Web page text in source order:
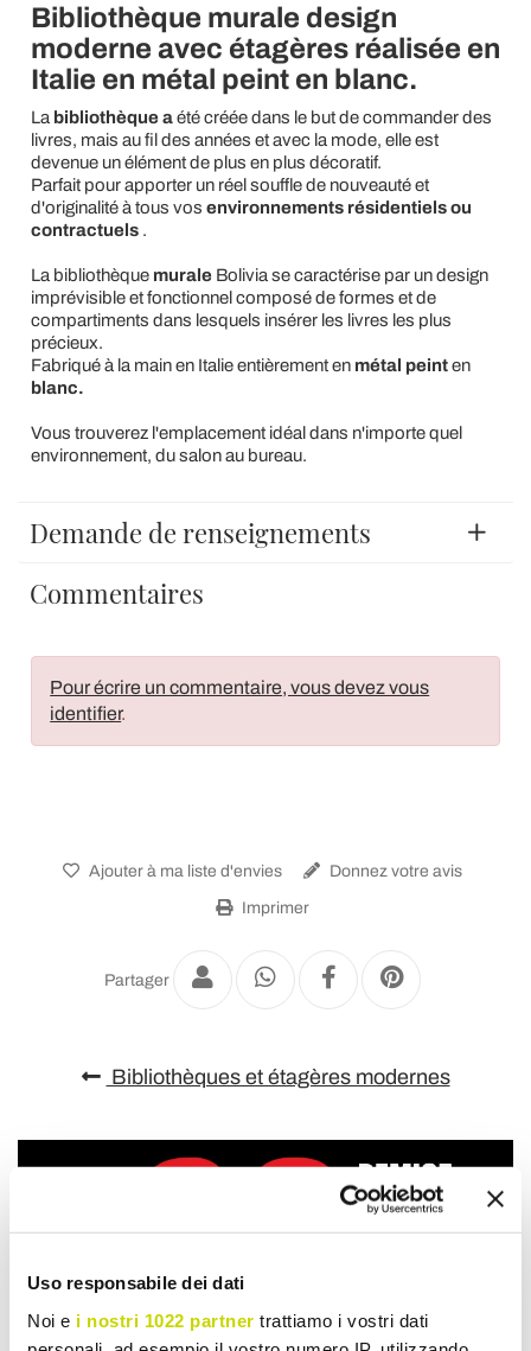
Uso responsabile dei dati
Noi e i nostri 1022 partner trattiamo i vostri dati
Bibliothèque murale design
moderne avec étagères réalisée en
Italie en métal peint en blanc.
La bibliothèque aété créée dans le but de commander des
livres, mais au fil des années et avec la mode, elle est
devenue un élément de plus en plus décoratif.
Parfait pour apporter un réel souffle de nouveauté et
d'originalité à tous vos environnements résidentiels ou
contractuels.
La bibliothèque muraleBolivia se caractérise par un design
imprévisible et fonctionnel composé de formes et de
compartiments dans lesquels insérer les livres les plus
précieux.
Fabriqué à la main en Italie entièrement en métal peinten
blanc.
Vous trouverez l'emplacement idéal dans n'importe quel
environnement, du salon au bureau.
Demande de renseignements
Commentaires
Pour écrire un commentaire, vous devez vous
identifier.
Ajouter à ma liste d'envies Donnez votre avis
Imprimer
Partager
Bibliothèques et étagères modernes